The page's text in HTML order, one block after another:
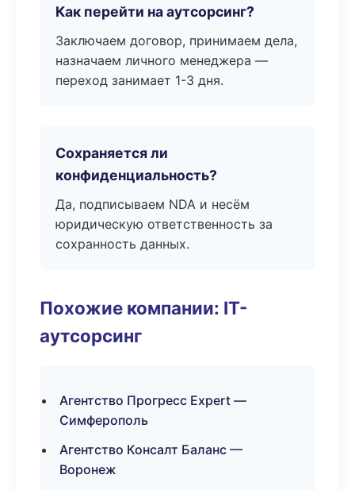
Как перейти на аутсорсинг?
Заключаем договор, принимаем дела,
назначаем личного менеджера —
переход занимает 1-3 дня.
Сохраняется ли
конфиденциальность?
Да, подписываем NDA и несём
юридическую ответственность за
сохранность данных.
Похожие компании: IT-
аутсорсинг
Агентство Прогресс Expert —
Симферополь
Агентство Консалт Баланс —
Воронеж